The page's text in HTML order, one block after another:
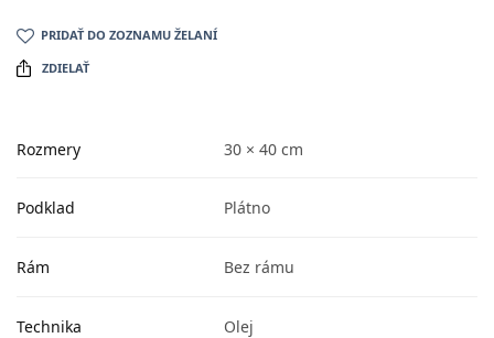
PRIDAŤ DO ZOZNAMU ŽELANÍ
ZDIELAŤ
Rozmery 30 × 40 cm
Podklad Plátno
Rám Bez rámu
Technika Olej